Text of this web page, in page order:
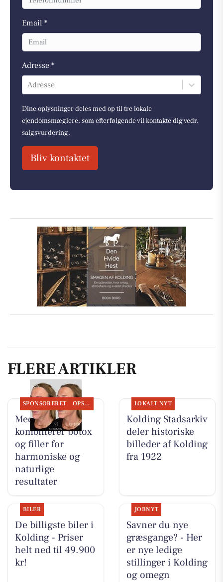
Email *
Adresse *
Adresse
Dine oplysninger deles med op til tre lokale
ejendomsmæglere, som efterfølgende vil kontakte dig vedr.
salgsvurdering.
Bliv kontaktet
FLERE ARTIKLER
SPONSORERET OPSLAGSTAVLEN
MediSkin
kombinerer botox
og filler for
harmoniske og
naturlige
resultater
LOKALT NYT
Kolding Stadsarkiv
deler historiske
billeder af Kolding
fra 1922
BILER
De billigste biler i
Kolding - Priser
helt ned til 49.900
kr!
JOBNYT
Savner du nye
græsgange? - Her
er nye ledige
stillinger i Kolding
og omegn